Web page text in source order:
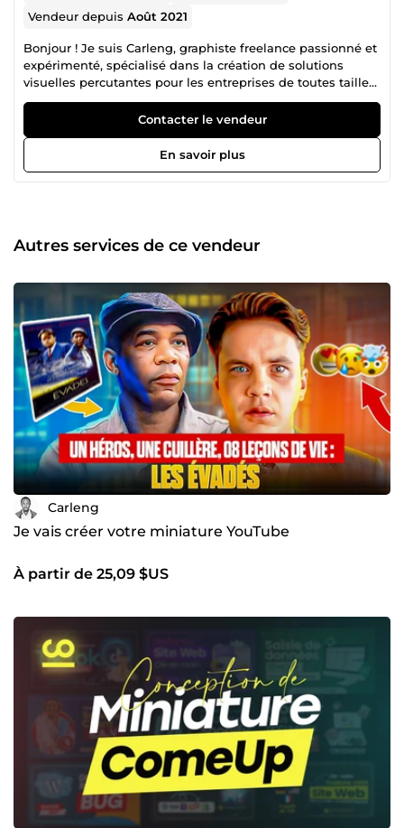
Vendeur depuisAoût 2021
Bonjour ! Je suis Carleng, graphiste freelance passionné et
expérimenté, spécialisé dans la création de solutions
visuelles percutantes pour les entreprises de toutes tailles.
Fort de 04 années d'expérience, je maîtrise les outils
Adobe Creative Suite (Photoshop, Illustrator, InDesign) et
suis expert en : création de logos, branding, print design,
illustrations. Je suis convaincu que le design graphique est
un élément essentiel pour communiquer efficacement
créatives et personnalisées. Mes services : ✅Branding:
Création de logos, chartes graphiques, identité visuelle
(flyers, brochures, affiches, cartes de visite, etc.)
✅Illustration: Création d'illustrations sur mesure pour vos
projets Pourquoi me choisir ? ➡️Créativité: Je suis
constamment à la recherche de nouvelles idées et de
solutions innovantes pour répondre à vos besoins.
➡️Professionnalisme: Je suis rigoureux, organisé et
respecte les délais impartis. ➡️Collaboration: Je travaille en
étroite collaboration avec mes clients pour garantir leur
satisfaction. N'hésitez pas à me contacter afin de discuter
sur tout projet créatif et personnaliser votre commande !
Contacter le vendeur
En savoir plus
Autres services de ce vendeur
Carleng
Je vais créer votre miniature YouTube
À partir de 25,09 $US